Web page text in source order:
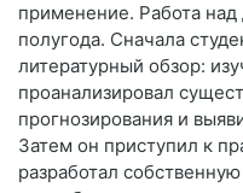
применение. Работа
полугода. Сначала
литературный обзор:
проанализировал
прогнозирования и
Затем он приступил к
разработал